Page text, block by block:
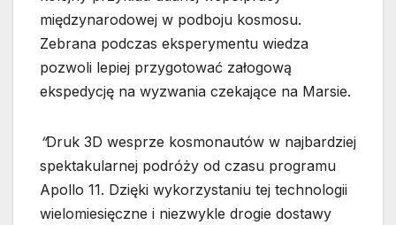
międzynarodowej w podboju kosmosu.
Zebrana podczas eksperymentu wiedza
pozwoli lepiej przygotować załogową
ekspedycję na wyzwania czekające na Marsie.
“Druk 3D wesprze kosmonautów w najbardziej
spektakularnej podróży od czasu programu
Apollo 11. Dzięki wykorzystaniu tej technologii
wielomiesięczne i niezwykle drogie dostawy